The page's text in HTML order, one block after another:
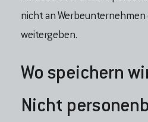
nicht an
weitergeben.
Wo speichern
Nicht